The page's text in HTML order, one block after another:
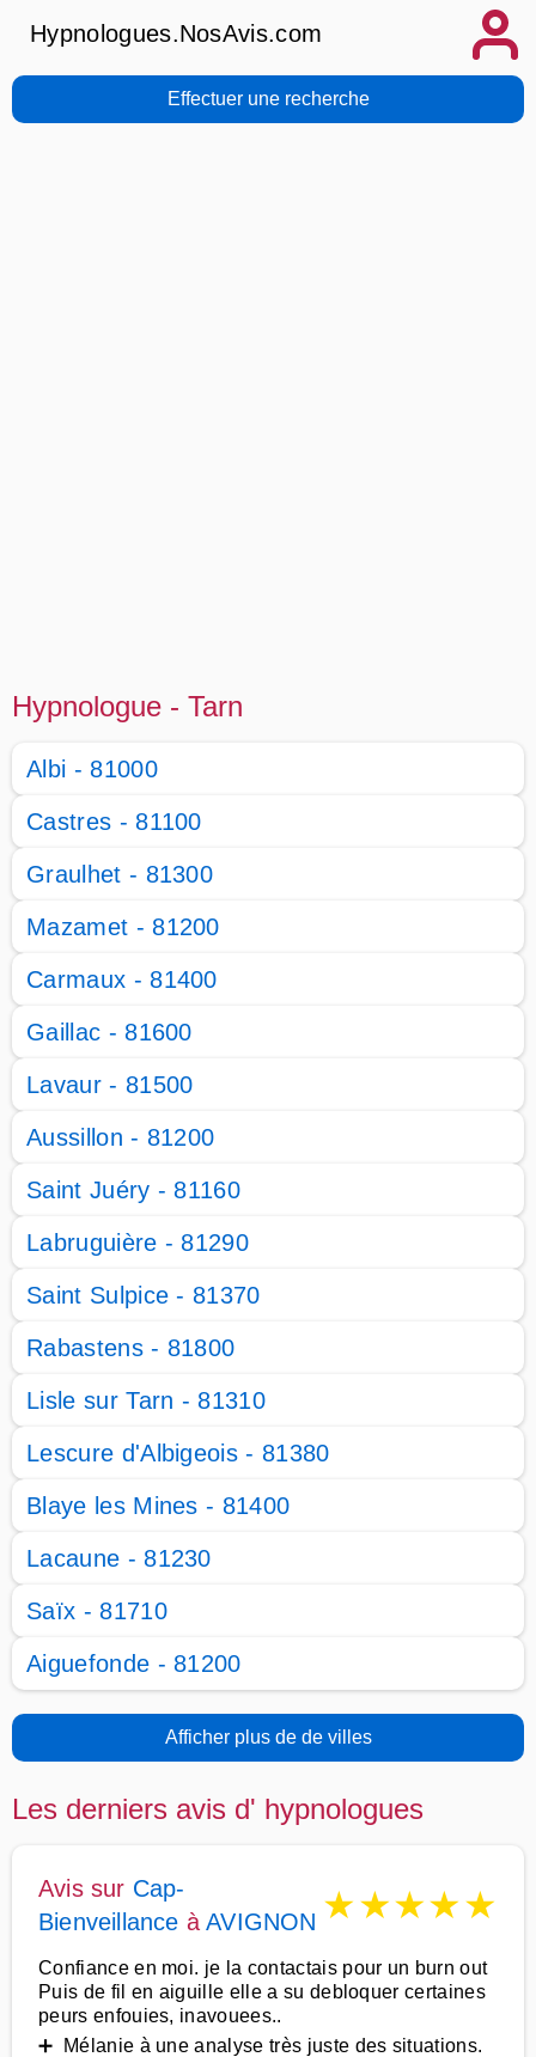
Hypnologues.NosAvis.com
Effectuer une recherche
Hypnologue - Tarn
Albi - 81000
Castres - 81100
Graulhet - 81300
Mazamet - 81200
Carmaux - 81400
Gaillac - 81600
Lavaur - 81500
Aussillon - 81200
Saint Juéry - 81160
Labruguière - 81290
Saint Sulpice - 81370
Rabastens - 81800
Lisle sur Tarn - 81310
Lescure d'Albigeois - 81380
Blaye les Mines - 81400
Lacaune - 81230
Saïx - 81710
Aiguefonde - 81200
Afficher plus de de villes
Les derniers avis d' hypnologues
Avis sur Cap-
Bienveillance àAVIGNON ★★★★★
Confiance en moi. je la contactais pour un burn out
Puis de fil en aiguille elle a su debloquer certaines
peurs enfouies, inavouees..
➕ Mélanie à une analyse très juste des situations.